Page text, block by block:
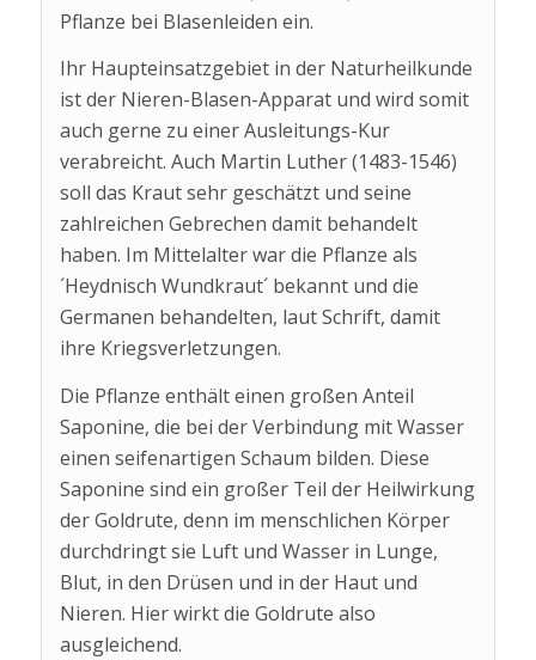
Pflanze bei Blasenleiden ein.
Ihr Haupteinsatzgebiet in der Naturheilkunde
ist der Nieren-Blasen-Apparat und wird somit
auch gerne zu einer Ausleitungs-Kur
verabreicht. Auch Martin Luther (1483-1546)
soll das Kraut sehr geschätzt und seine
zahlreichen Gebrechen damit behandelt
haben. Im Mittelalter war die Pflanze als
´Heydnisch Wundkraut´ bekannt und die
Germanen behandelten, laut Schrift, damit
ihre Kriegsverletzungen.
Die Pflanze enthält einen großen Anteil
Saponine, die bei der Verbindung mit Wasser
einen seifenartigen Schaum bilden. Diese
Saponine sind ein großer Teil der Heilwirkung
der Goldrute, denn im menschlichen Körper
durchdringt sie Luft und Wasser in Lunge,
Blut, in den Drüsen und in der Haut und
Nieren. Hier wirkt die Goldrute also
ausgleichend.